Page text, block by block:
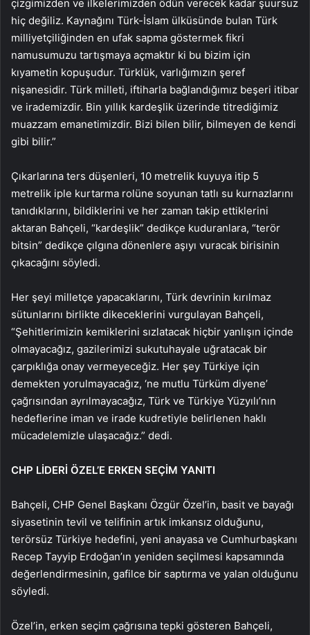
çizgimizden ve ilkelerimizden ödün verecek kadar şuursuz
hiç değiliz. Kaynağını Türk-İslam ülküsünde bulan Türk
milliyetçiliğinden en ufak sapma göstermek fikri
namusumuzu tartışmaya açmaktır ki bu bizim için
kıyametin kopuşudur. Türklük, varlığımızın şeref
nişanesidir. Türk milleti, iftiharla bağlandığımız beşeri itibar
ve irademizdir. Bin yıllık kardeşlik üzerinde titrediğimiz
muazzam emanetimizdir. Bizi bilen bilir, bilmeyen de kendi
gibi bilir.”
Çıkarlarına ters düşenleri, 10 metrelik kuyuya itip 5
metrelik iple kurtarma rolüne soyunan tatlı su kurnazlarını
tanıdıklarını, bildiklerini ve her zaman takip ettiklerini
aktaran Bahçeli, “kardeşlik” dedikçe kuduranlara, “terör
bitsin” dedikçe çılgına dönenlere aşıyı vuracak birisinin
çıkacağını söyledi.
Her şeyi milletçe yapacaklarını, Türk devrinin kırılmaz
sütunlarını birlikte dikeceklerini vurgulayan Bahçeli,
“Şehitlerimizin kemiklerini sızlatacak hiçbir yanlışın içinde
olmayacağız, gazilerimizi sukutuhayale uğratacak bir
çarpıklığa onay vermeyeceğiz. Her şey Türkiye için
demekten yorulmayacağız, ‘ne mutlu Türküm diyene’
çağrısından ayrılmayacağız, Türk ve Türkiye Yüzyılı’nın
hedeflerine iman ve irade kudretiyle belirlenen haklı
mücadelemizle ulaşacağız.” dedi.
CHP LİDERİ ÖZEL’E ERKEN SEÇİM YANITI
Bahçeli, CHP Genel Başkanı Özgür Özel’in, basit ve bayağı
siyasetinin tevil ve telifinin artık imkansız olduğunu,
terörsüz Türkiye hedefini, yeni anayasa ve Cumhurbaşkanı
Recep Tayyip Erdoğan’ın yeniden seçilmesi kapsamında
değerlendirmesinin, gafilce bir saptırma ve yalan olduğunu
söyledi.
Özel’in, erken seçim çağrısına tepki gösteren Bahçeli,